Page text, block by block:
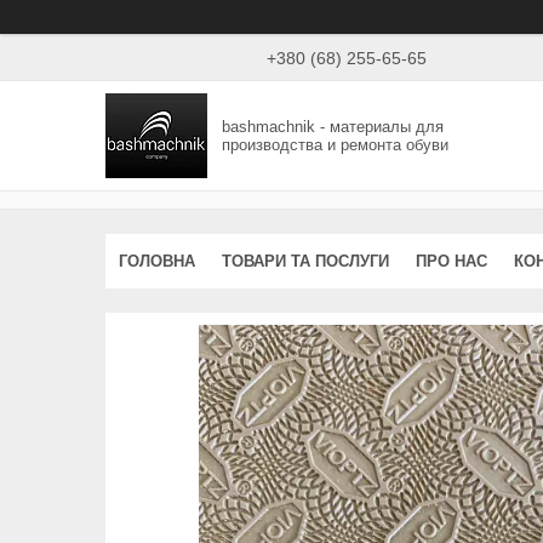
+380 (68) 255-65-65
bashmachnik - материалы для
производства и ремонта обуви
ГОЛОВНА ТОВАРИ ТА ПОСЛУГИ ПРО НАС